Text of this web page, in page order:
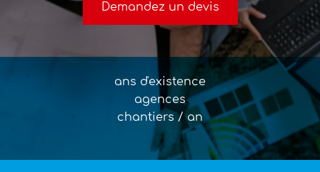
Demandez un devis
ans d'existence
agences
chantiers / an